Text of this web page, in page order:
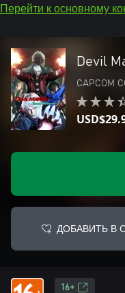
Перейти к основному
Devil
CAPCOM
ДОБАВИТЬ В
16+